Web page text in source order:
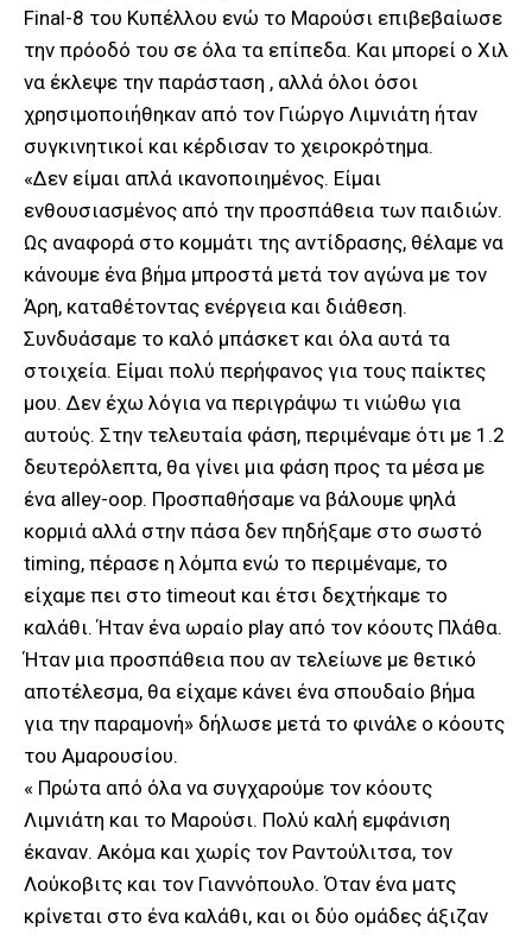
Final-8 του Κυπέλλου ενώ το Μαρούσι επιβεβαίωσε
την πρόοδό του σε όλα τα επίπεδα. Και μπορεί ο Χιλ
να έκλεψε την παράσταση , αλλά όλοι όσοι
χρησιμοποιήθηκαν από τον Γιώργο Λιμνιάτη ήταν
συγκινητικοί και κέρδισαν το χειροκρότημα.
«Δεν είμαι απλά ικανοποιημένος. Είμαι
ενθουσιασμένος από την προσπάθεια των παιδιών.
Ως αναφορά στο κομμάτι της αντίδρασης, θέλαμε να
κάνουμε ένα βήμα μπροστά μετά τον αγώνα με τον
Άρη, καταθέτοντας ενέργεια και διάθεση.
Συνδυάσαμε το καλό μπάσκετ και όλα αυτά τα
στοιχεία. Είμαι πολύ περήφανος για τους παίκτες
μου. Δεν έχω λόγια να περιγράψω τι νιώθω για
αυτούς. Στην τελευταία φάση, περιμέναμε ότι με 1.2
δευτερόλεπτα, θα γίνει μια φάση προς τα μέσα με
ένα alley-oop. Προσπαθήσαμε να βάλουμε ψηλά
κορμιά αλλά στην πάσα δεν πηδήξαμε στο σωστό
timing, πέρασε η λόμπα ενώ το περιμέναμε, το
είχαμε πει στο timeout και έτσι δεχτήκαμε το
καλάθι. Ήταν ένα ωραίο play από τον κόουτς Πλάθα.
Ήταν μια προσπάθεια που αν τελείωνε με θετικό
αποτέλεσμα, θα είχαμε κάνει ένα σπουδαίο βήμα
για την παραμονή» δήλωσε μετά το φινάλε ο κόουτς
του Αμαρουσίου.
« Πρώτα από όλα να συγχαρούμε τον κόουτς
Λιμνιάτη και το Μαρούσι. Πολύ καλή εμφάνιση
έκαναν. Ακόμα και χωρίς τον Ραντούλιτσα, τον
Λούκοβιτς και τον Γιαννόπουλο. Όταν ένα ματς
κρίνεται στο ένα καλάθι, και οι δύο ομάδες άξιζαν